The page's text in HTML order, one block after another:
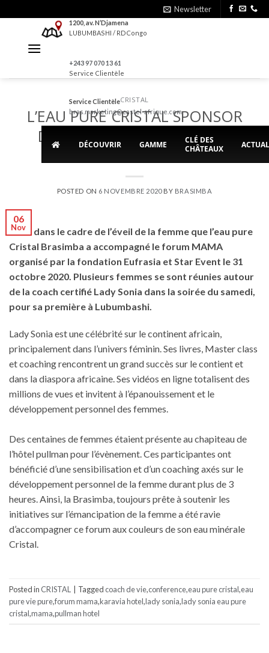
to
Newsletter
1200, av. N’Djamena
LUBUMBASHI / RDCongo
+243 97 070 13 61
Service Clientèle
Service Clientèle
bras.marketing@castel-afrique.com
DÉCOUVRIR GAMME
CLÉ DES
CHÂTEAUX
CRISTAL
L’EAU PURE CRISTAL SPONSOR
DU FORUM MAMA AVEC LA
COACH LADY SONIA
POSTED ON 6 NOVEMBRE 2020 BY BRASIMBA
06
Nov
C’est dans le cadre de l’éveil de la femme que l’eau pure
Cristal Brasimba a accompagné le forum MAMA
organisé par la fondation Eufrasia et Star Event le 31
octobre 2020. Plusieurs femmes se sont réunies autour
de la coach certifié Lady Sonia dans la soirée du samedi,
pour sa première à Lubumbashi.
Lady Sonia est une célébrité sur le continent africain,
principalement dans l’univers féminin. Ses livres, Master class
et coaching rencontrent un grand succès sur le contient et
dans la diaspora africaine. Ses vidéos en ligne totalisent des
millions de vues et invitent à l’épanouissement et le
développement personnel des femmes.
Des centaines de femmes étaient présente au chapiteau de
l’hôtel pullman pour l’évènement. Ces participantes ont
bénéficié d’une sensibilisation et d’un coaching axés sur le
développement personnel de la femme durant plus de 3
heures. Ainsi, la Brasimba, toujours prête à soutenir les
initiatives sur l’émancipation de la femme a été ravie
d’accompagner ce forum aux couleurs de son eau minérale
Cristal.
Posted in CRISTAL | Tagged coach de vie,conference,eau pure cristal,eau
pure vie pure,forum mama,karavia hotel,lady sonia,lady sonia eau pure
cristal,mama,pullman hotel